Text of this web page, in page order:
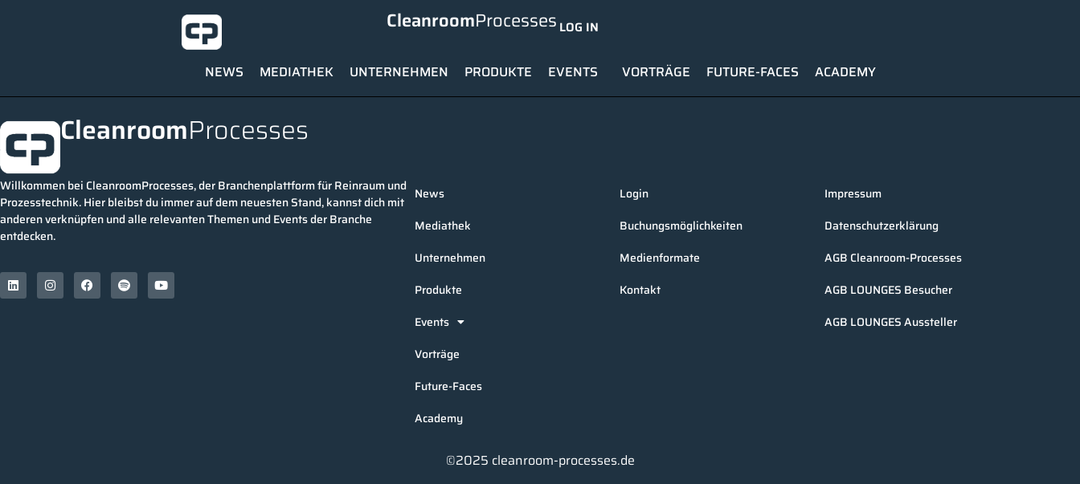
CleanroomProcesses LOG IN
NEWS MEDIATHEK UNTERNEHMEN PRODUKTE EVENTS VORTRÄGE FUTURE-FACES ACADEMY
CleanroomProcesses
Willkommen bei CleanroomProcesses, der Branchenplattform für Reinraum und
Prozesstechnik. Hier bleibst du immer auf dem neuesten Stand, kannst dich mit
anderen verknüpfen und alle relevanten Themen und Events der Branche
entdecken.
News
Mediathek
Unternehmen
Produkte
Events
Vorträge
Future-Faces
Academy
Login
Buchungsmöglichkeiten
Medienformate
Kontakt
Impressum
Datenschutzerklärung
AGB Cleanroom-Processes
AGB LOUNGES Besucher
AGB LOUNGES Aussteller
©2025 cleanroom-processes.de